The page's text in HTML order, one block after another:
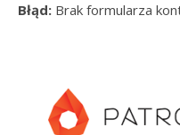
Błąd: Brak formularza